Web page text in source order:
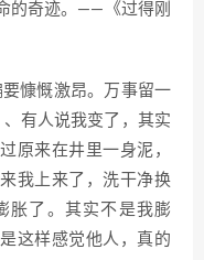
的奇迹。——《过得刚
慷慨激昂。万事留一
有人说我变了，其实
原来在井里一身泥，
我上来了，洗干净换
胀了。其实不是我膨
这样感觉他人，真的